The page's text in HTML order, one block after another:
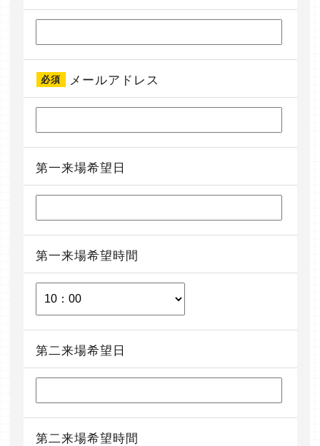
必須 メールアドレス
第一来場希望日
第一来場希望時間
第二来場希望日
第二来場希望時間